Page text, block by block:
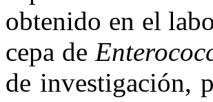
obtenido en el
cepa de
de investigación,